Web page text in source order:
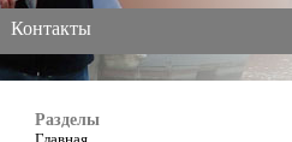
Контакты
Разделы